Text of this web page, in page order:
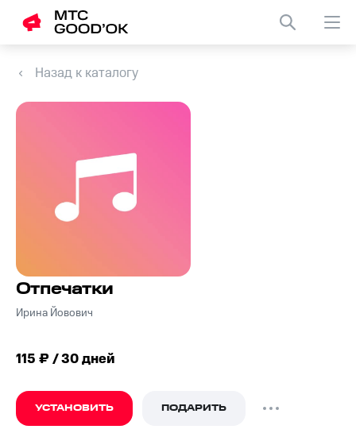
Назад к каталогу
Отпечатки
Ирина Йовович
115 ₽ / 30 дней
УСТАНОВИТЬ ПОДАРИТЬ